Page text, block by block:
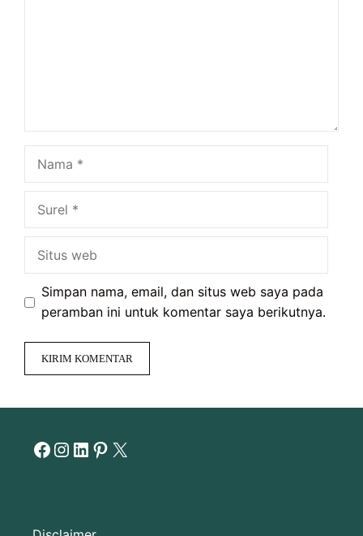
Simpan nama, email, dan situs web saya pada
peramban ini untuk komentar saya berikutnya.
Facebook
Instagram
LinkedIn
Pinterest
X